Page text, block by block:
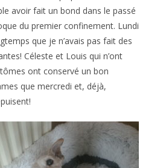
avoir fait un bond dans le passé
du premier confinement. Lundi
que je n’avais pas fait des
Céleste et Louis qui n’ont
ont conservé un bon
que mercredi et, déjà,